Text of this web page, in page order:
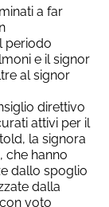
a far
periodo
e il signor
al signor
direttivo
attivi per il
la signora
che hanno
dallo spoglio
dalla
voto